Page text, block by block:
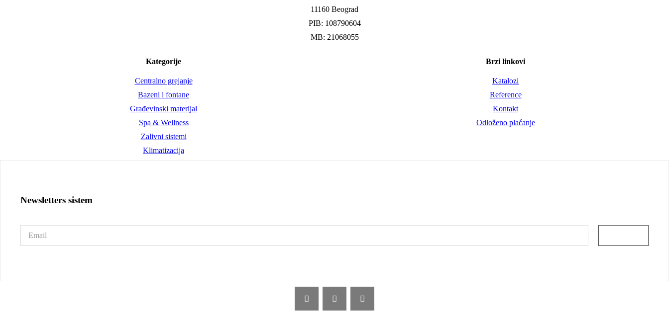
11160 Beograd
PIB: 108790604
MB: 21068055
Kategorije
Centralno grejanje
Bazeni i fontane
Građevinski materijal
Spa & Wellness
Zalivni sistemi
Klimatizacija
Brzi linkovi
Katalozi
Reference
Kontakt
Odloženo plaćanje
Newsletters sistem